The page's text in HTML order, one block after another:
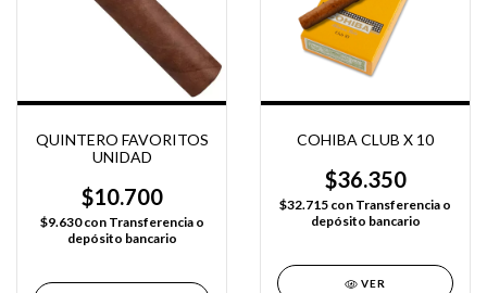
QUINTERO FAVORITOS
UNIDAD
$10.700
$9.630con Transferencia o
depósito bancario
COHIBA CLUB X 10
$36.350
$32.715 con Transferencia o
depósito bancario
VER